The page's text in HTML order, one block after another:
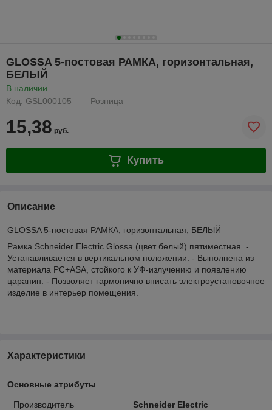
GLOSSA 5-постовая РАМКА, горизонтальная,
БЕЛЫЙ
В наличии
Код: GSL000105
Розница
15,38 руб.
Купить
Описание
GLOSSA 5-постовая РАМКА, горизонтальная, БЕЛЫЙ
Рамка Schneider Electric Glossa (цвет белый) пятиместная. -
Устанавливается в вертикальном положении. - Выполнена из
материала PС+ASA, стойкого к УФ-излучению и появлению
царапин. - Позволяет гармонично вписать электроустановочное
изделие в интерьер помещения.
Характеристики
Основные атрибуты
Производитель
Schneider Electric